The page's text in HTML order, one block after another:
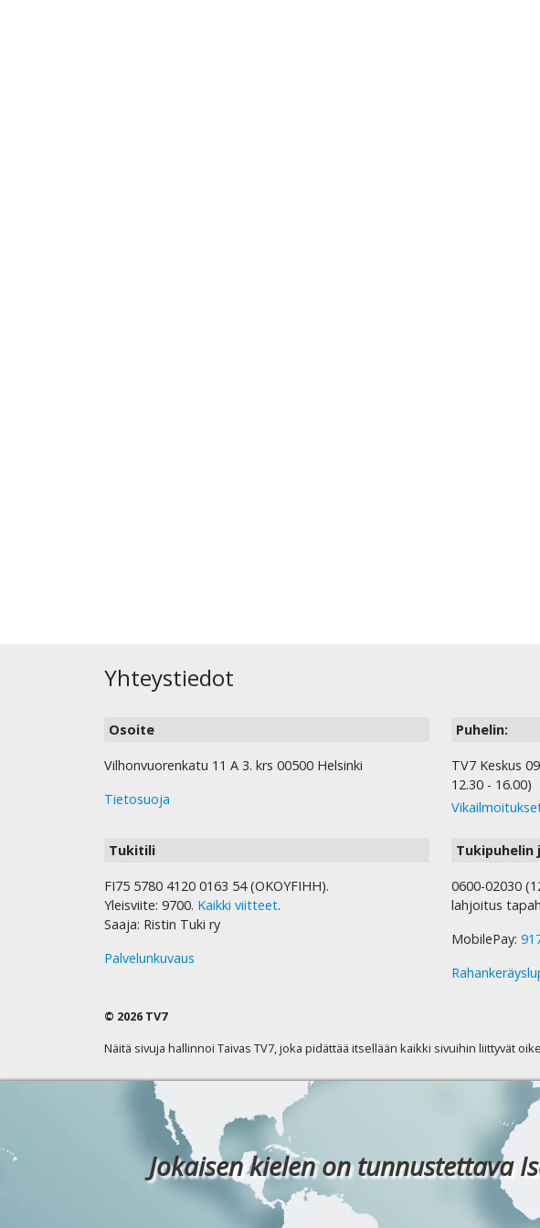
Yhteystiedot
Osoite
Vilhonvuorenkatu 11 A 3. krs 00500 Helsinki
Tietosuoja
Puhelin:
TV7 Keskus
12.30 - 16.00)
Tukitili
FI75 5780 4120 0163 54 (OKOYFIHH).
Yleisviite: 9700. Kaikki viitteet.
Saaja: Ristin Tuki ry
Palvelunkuvaus
Tukipuhelin
0600-02030
lahjoitus
MobilePay:
© 2026 TV7
Näitä sivuja hallinnoi Taivas TV7, joka pidättää itsellään kaikki sivuihin liittyvät
Jokaisen kielen on tunnustettava